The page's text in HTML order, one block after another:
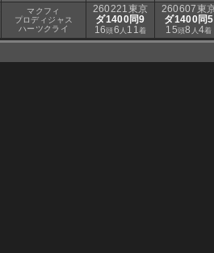
マクフィ
プロディジャス
ハーツクライ
260221東京
ダ1400同9
16頭6 人 11着
260607東
ダ1400同5
15頭8 人4着